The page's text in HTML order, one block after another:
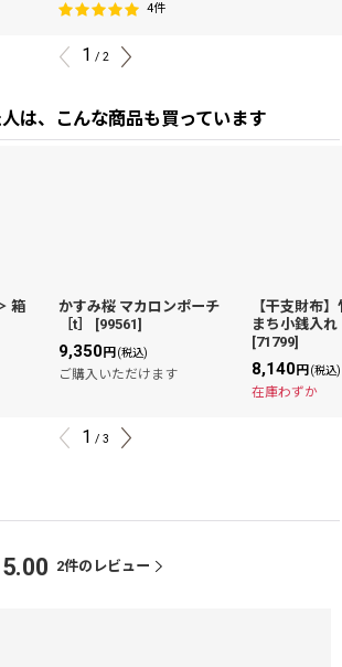
4件
1 / 2
は、こんな商品も買っています
箱
かすみ桜 マカロンポーチ
［t］
[99561]
9,350円(税込)
ご購入いただけます
【干支財布
まち小銭入れ
[71799]
8,140円(税込)
在庫わずか
1 / 3
5.00 2件のレビュー